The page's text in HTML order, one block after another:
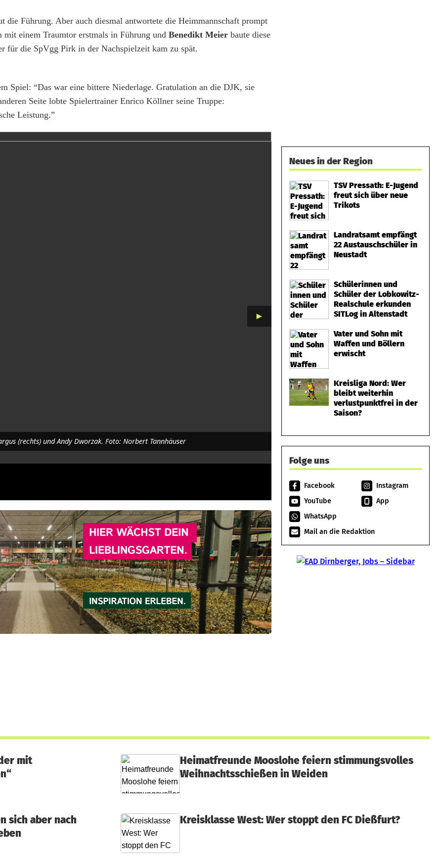
die Führung. Aber auch diesmal antwortete die Heimmannschaft prompt
mit einem Traumtor erstmals in Führung und Benedikt Meier baute diese
für die SpVgg Pirk in der Nachspielzeit kam zu spät.
Spiel: “Das war eine bittere Niederlage. Gratulation an die DJK, sie
Seite lobte Spielertrainer Enrico Köllner seine Truppe:
Leistung.”
(rechts) und Andy Dworzak. Foto: Norbert Tannhäuser
►
Neues in der Region
TSV Pressath: E-Jugend
freut sich über neue
Trikots
Landratsamt empfängt
22 Austauschschüler in
Neustadt
Schülerinnen und
Schüler der Lobkowitz-
Realschule erkunden
SITLog in Altenstadt
Vater und Sohn mit
Waffen und Böllern
erwischt
Kreisliga Nord: Wer
bleibt weiterhin
verlustpunktfrei in der
Saison?
Folge uns
Facebook
Instagram
YouTube
App
WhatsApp
Mail an die Redaktion
mit
Heimatfreunde Mooslohe feiern stimmungsvolles
Weihnachtsschießen in Weiden
sich aber nach
Kreisklasse West: Wer stoppt den FC Dießfurt?